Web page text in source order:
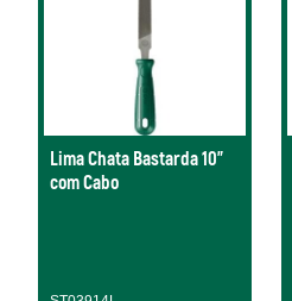
Lima Chata Bastarda 10"
com Cabo